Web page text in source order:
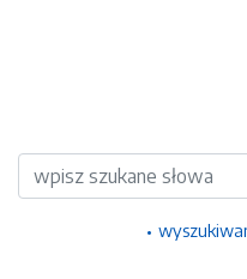
Wyszukiwarka